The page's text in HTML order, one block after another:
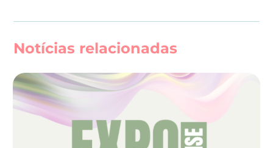
Notícias relacionadas